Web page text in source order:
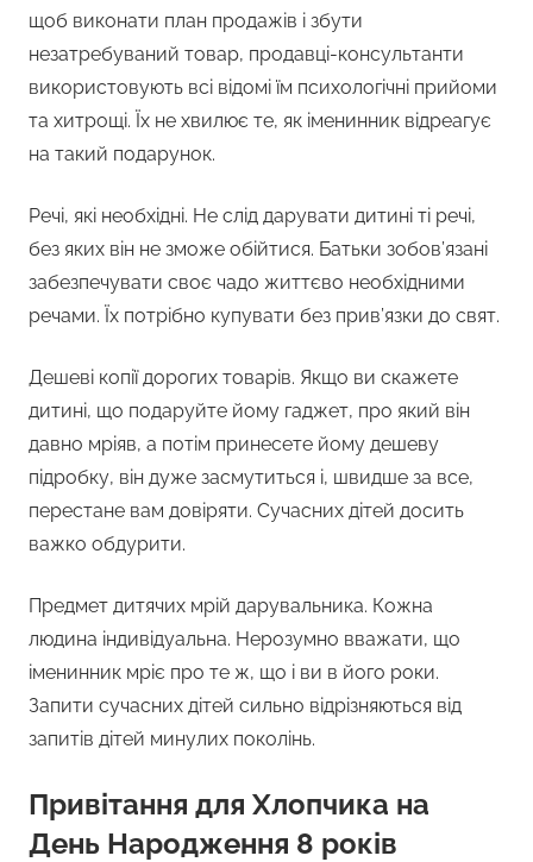
щоб виконати план продажів і збути
незатребуваний товар, продавці-консультанти
використовують всі відомі їм психологічні прийоми
та хитрощі. Їх не хвилює те, як іменинник відреагує
на такий подарунок.
Речі, які необхідні. Не слід дарувати дитині ті речі,
без яких він не зможе обійтися. Батьки зобов’язані
забезпечувати своє чадо життєво необхідними
речами. Їх потрібно купувати без прив’язки до свят.
Дешеві копії дорогих товарів. Якщо ви скажете
дитині, що подаруйте йому гаджет, про який він
давно мріяв, а потім принесете йому дешеву
підробку, він дуже засмутиться і, швидше за все,
перестане вам довіряти. Сучасних дітей досить
важко обдурити.
Предмет дитячих мрій дарувальника. Кожна
людина індивідуальна. Нерозумно вважати, що
іменинник мріє про те ж, що і ви в його роки.
Запити сучасних дітей сильно відрізняються від
запитів дітей минулих поколінь.
Привітання для Хлопчика на
День Народження 8 років